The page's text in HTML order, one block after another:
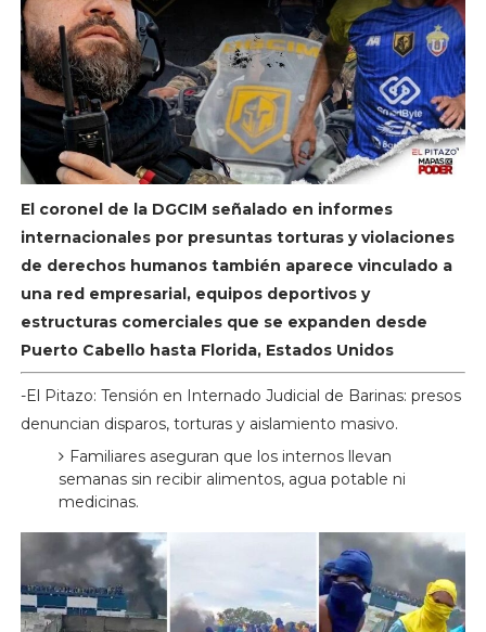
El coronel de la DGCIM señalado en informes
internacionales por presuntas torturas y violaciones
de derechos humanos también aparece vinculado a
una red empresarial, equipos deportivos y
estructuras comerciales que se expanden desde
Puerto Cabello hasta Florida, Estados Unidos
-El Pitazo: Tensión en Internado Judicial de Barinas: presos
denuncian disparos, torturas y aislamiento masivo.
Familiares aseguran que los internos llevan
semanas sin recibir alimentos, agua potable ni
medicinas.